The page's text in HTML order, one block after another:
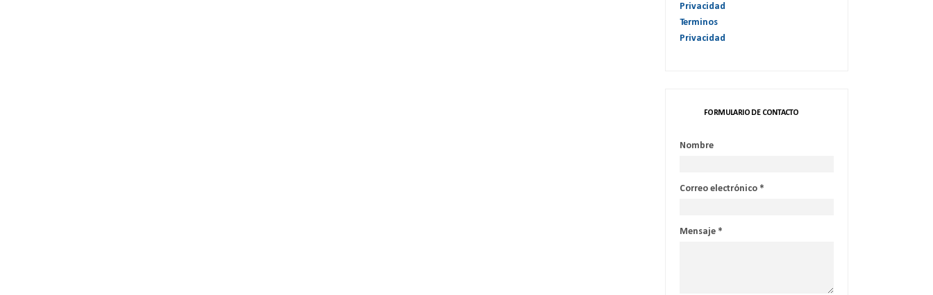
Privacidad
Terminos
Privacidad
FORMULARIO DE CONTACTO
Nombre
Correo electrónico *
Mensaje *